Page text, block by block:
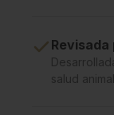
salud animal.